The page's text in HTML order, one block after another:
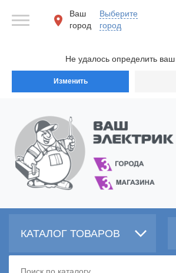
Не удалось определить ваш
Изменить
Ваш
город
Выберите
город
КАТАЛОГ ТОВАРОВ